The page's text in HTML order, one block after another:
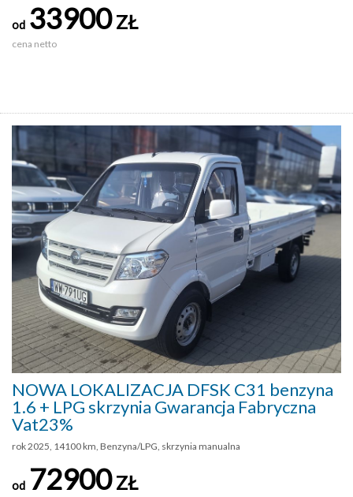
od 33900ZŁ
cena netto
NOWA LOKALIZACJA DFSK C31 benzyna
1.6 + LPG skrzynia Gwarancja Fabryczna
Vat23%
rok 2025, 14100 km, Benzyna/LPG, skrzynia manualna
od 72900ZŁ